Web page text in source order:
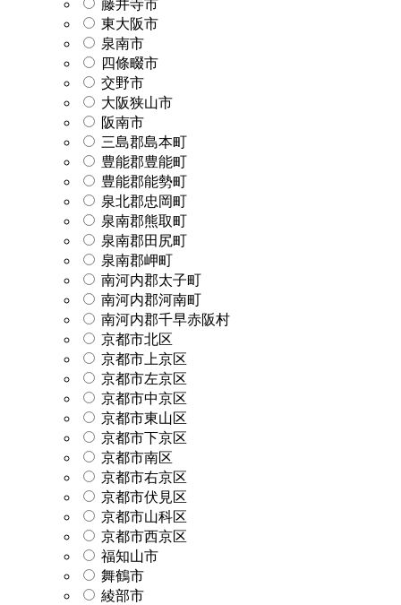
藤井寺市
東大阪市
泉南市
四條畷市
交野市
大阪狭山市
阪南市
三島郡島本町
豊能郡豊能町
豊能郡能勢町
泉北郡忠岡町
泉南郡熊取町
泉南郡田尻町
泉南郡岬町
南河内郡太子町
南河内郡河南町
南河内郡千早赤阪村
京都市北区
京都市上京区
京都市左京区
京都市中京区
京都市東山区
京都市下京区
京都市南区
京都市右京区
京都市伏見区
京都市山科区
京都市西京区
福知山市
舞鶴市
綾部市